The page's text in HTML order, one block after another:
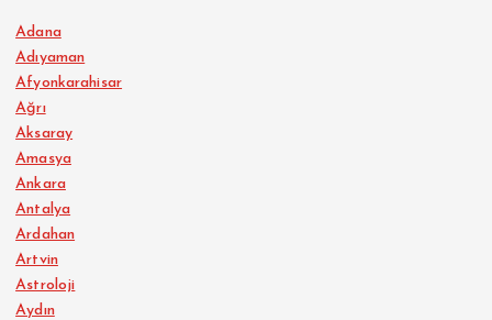
Adana
Adıyaman
Afyonkarahisar
Ağrı
Aksaray
Amasya
Ankara
Antalya
Ardahan
Artvin
Astroloji
Aydın